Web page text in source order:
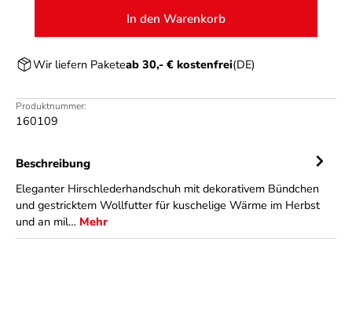
In den Warenkorb
Wir liefern Paketeab 30,- € kostenfrei(DE)
Produktnummer:
160109
Beschreibung
Eleganter Hirschlederhandschuh mit dekorativem Bündchen
und gestricktem Wollfutter für kuschelige Wärme im Herbst
und an mil… Mehr